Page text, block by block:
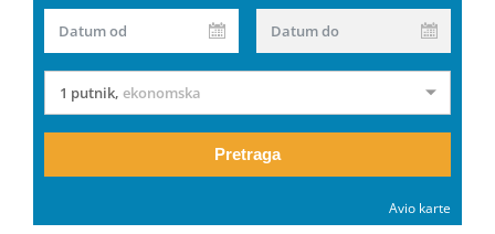
Datum od Datum do
1 putnik, ekonomska
Pretraga
Avio karte